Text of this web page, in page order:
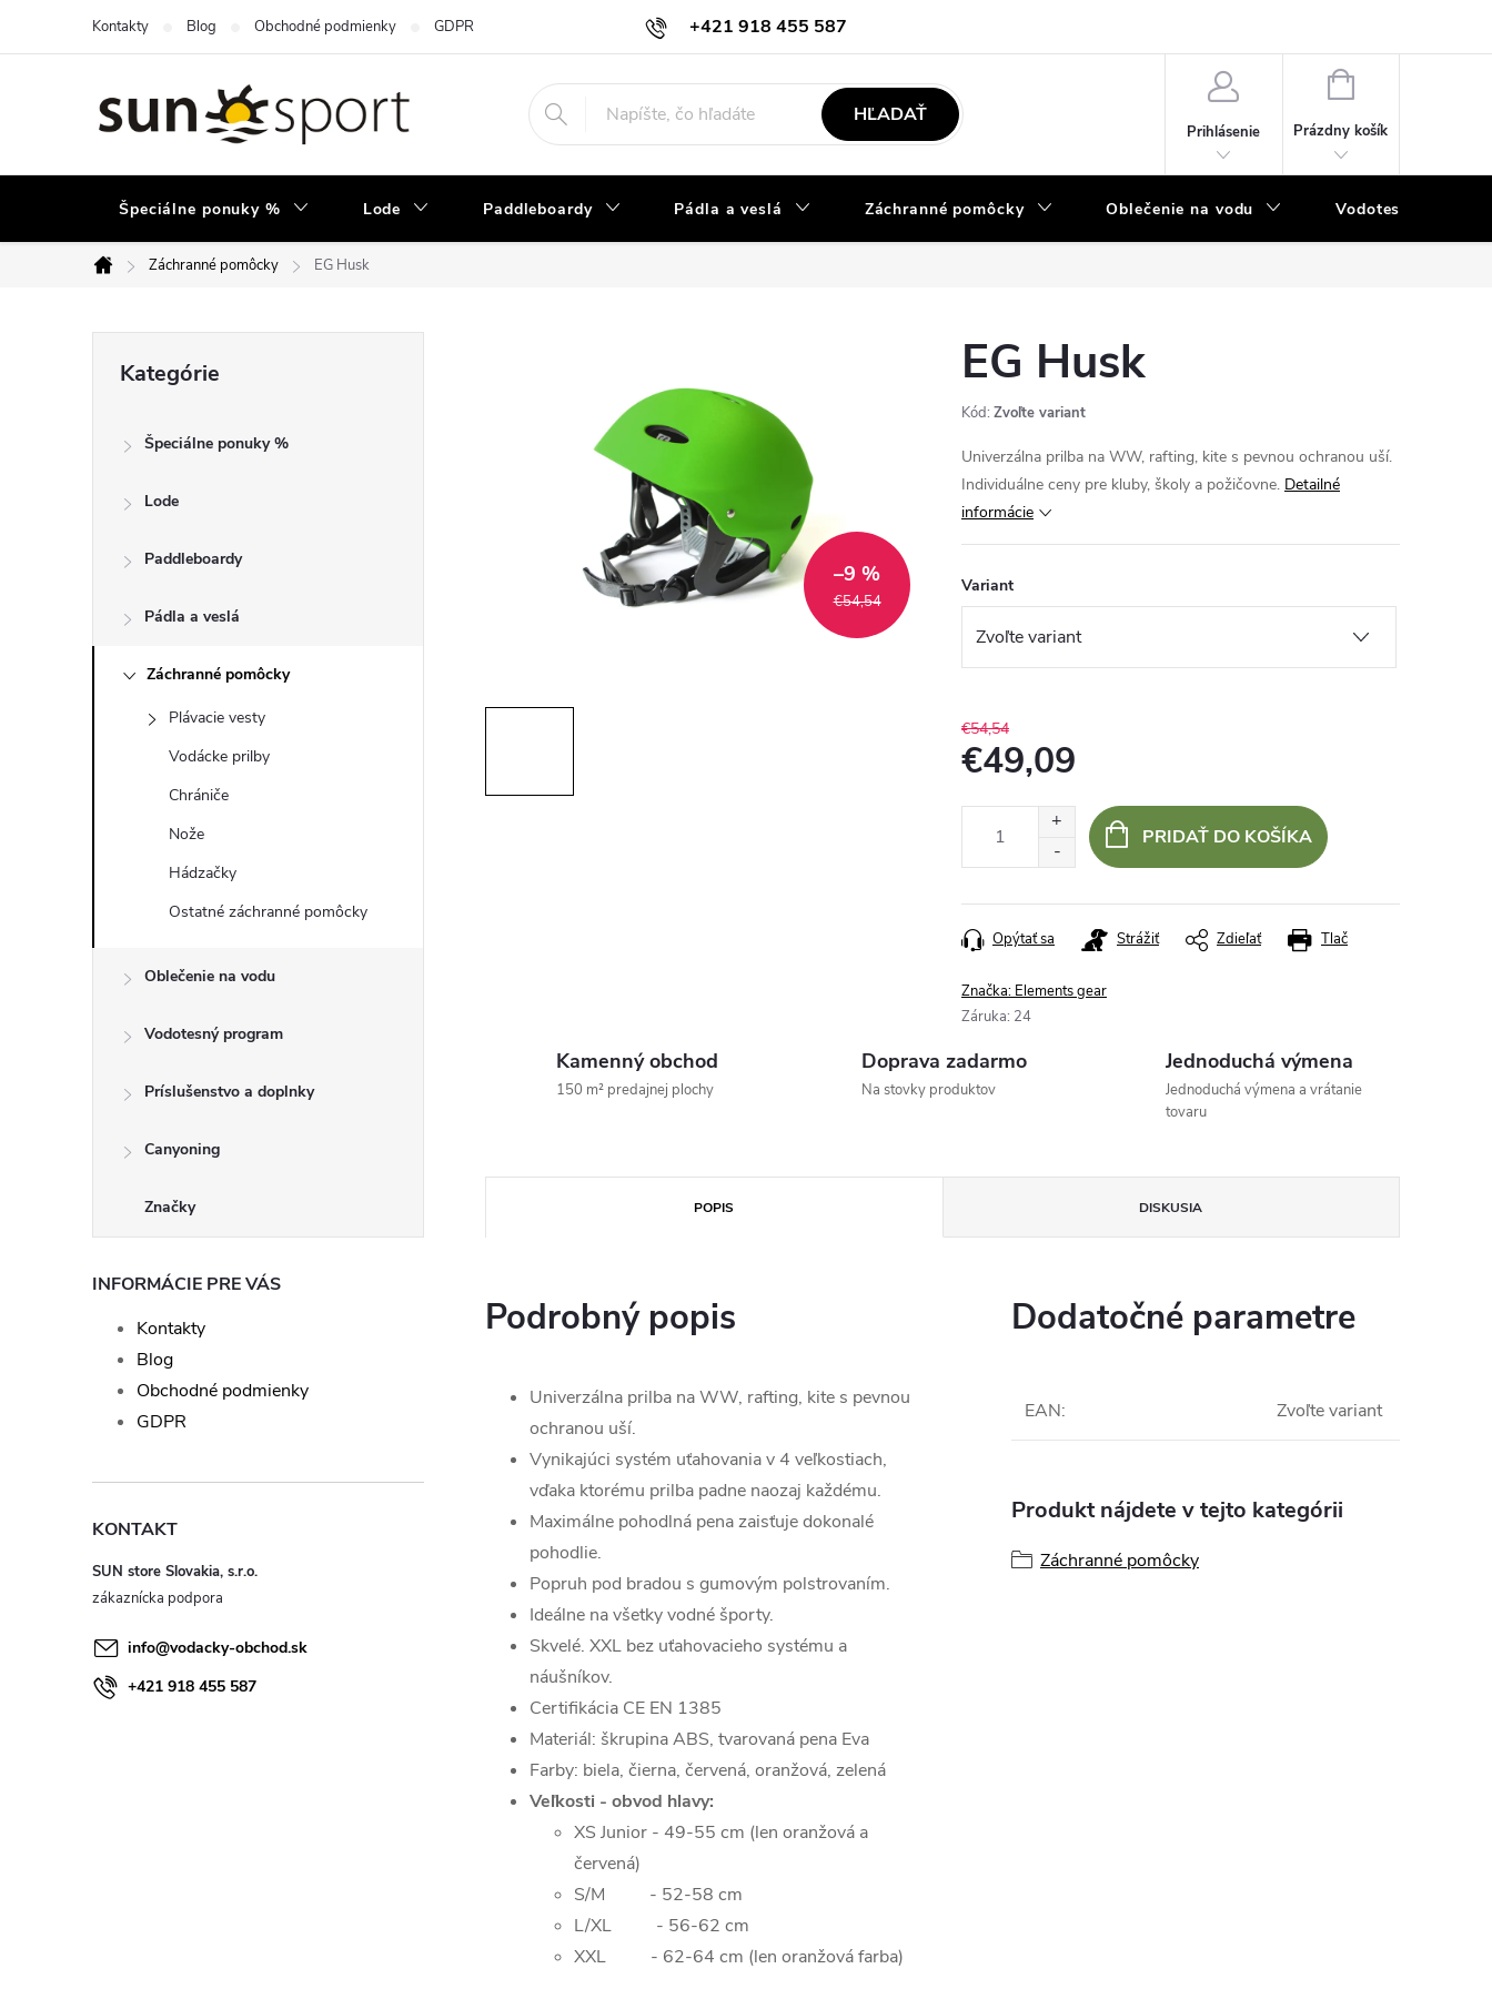
+421 918 455 587
info@vodacky-obchod.sk
Kontakty Blog Obchodné podmienky GDPR
HĽADAŤ
Prihlásenie
NÁKUPNÝ
Prázdny košík
Špeciálne ponuky % Lode Paddleboardy Pádla a veslá Záchranné pomôcky Oblečenie na vodu Vodotesný program
Domov
Záchranné pomôcky EG Husk
p
kategórie
Kategórie
Špeciálne ponuky %
Lode
Paddleboardy
Pádla a veslá
Záchranné pomôcky
Plávacie vesty
Vodácke prilby
Chrániče
Nože
Hádzačky
Ostatné záchranné pomôcky
Oblečenie na vodu
Vodotesný program
Príslušenstvo a doplnky
Canyoning
Značky
INFORMÁCIE PRE VÁS
Kontakty
Blog
Obchodné podmienky
GDPR
KONTAKT
SUN store Slovakia, s.r.o.
info@vodacky-obchod.sk
+421 918 455 587
€54,54
–9 %
EG Husk
Kód: Zvoľte variant
Univerzálna prilba na WW, rafting, kite s pevnou ochranou uší.
Individuálne ceny pre kluby, školy a požičovne. Detailné
informácie
Variant
€54,54
€49,09
PRIDAŤ DO KOŠÍKA
Tlač
Opýtať sa Strážiť Zdieľať
Značka: Elements gear
Záruka: 24
Kamenný obchod
150 m² predajnej plochy
Doprava zadarmo
Na stovky produktov
Jednoduchá výmena
Jednoduchá výmena a vrátanie
tovaru
POPIS DISKUSIA
Podrobný popis
Univerzálna prilba na WW, rafting, kite s pevnou
ochranou uší.
Vynikajúci systém uťahovania v 4 veľkostiach,
vďaka ktorému prilba padne naozaj každému.
Maximálne pohodlná pena zaisťuje dokonalé
pohodlie.
Popruh pod bradou s gumovým polstrovaním.
Ideálne na všetky vodné športy.
Skvelé. XXL bez uťahovacieho systému a
náušníkov.
Certifikácia CE EN 1385
Materiál: škrupina ABS, tvarovaná pena Eva
Farby: biela, čierna, červená, oranžová, zelená
Veľkosti - obvod hlavy:
XS Junior - 49-55 cm (len oranžová a
červená)
S/M - 52-58 cm
L/XL - 56-62 cm
XXL - 62-64 cm (len oranžová farba)
Dodatočné parametre
EAN: Zvoľte variant
Produkt nájdete v tejto kategórii
Záchranné pomôcky